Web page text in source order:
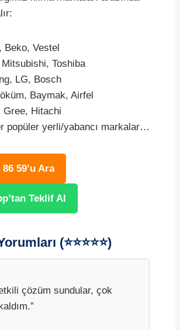
Beko, Vestel
Toshiba
LG, Bosch
Baymak, Airfel
Gree, Hitachi
popüler yerli/yabancı markalar…
59’u Ara
Teklif Al
(⭐⭐⭐⭐⭐)
etkili çözüm sundular, çok